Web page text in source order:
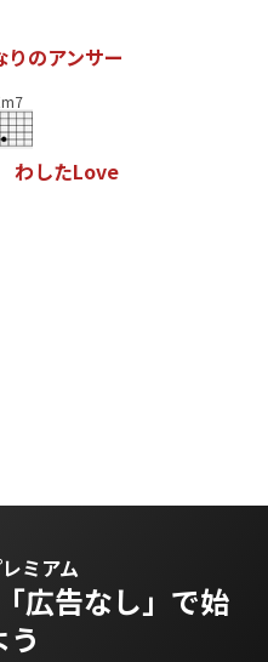
りのアンサー
わしたLove
ミアム
「広告なし」で始
う